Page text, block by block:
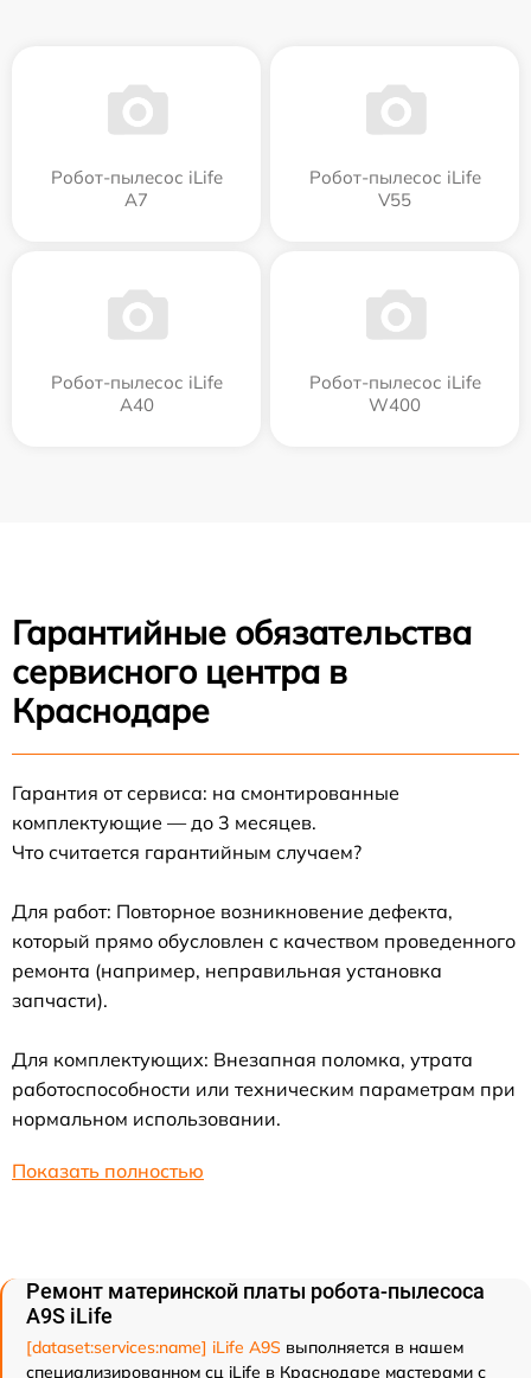
Робот-пылесос iLife
A7
Робот-пылесос iLife
V55
Робот-пылесос iLife
A40
Робот-пылесос iLife
W400
Гарантийные обязательства
сервисного центра в
Краснодаре
Гарантия от сервиса: на смонтированные
комплектующие — до 3 месяцев.
Что считается гарантийным случаем?
Для работ: Повторное возникновение дефекта,
который прямо обусловлен с качеством проведенного
ремонта (например, неправильная установка
запчасти).
Для комплектующих: Внезапная поломка, утрата
работоспособности или техническим параметрам при
нормальном использовании.
Показать полностью
Ремонт материнской платы робота-пылесоса
A9S iLife
[dataset:services:name] iLife A9S выполняется в нашем
специализированном сц iLife в Краснодаре мастерами с